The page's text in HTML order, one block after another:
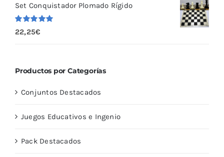
Set Conquistador Plomado Rígido
Valorado
con
5.00
22,25€
Productos por Categorías
Conjuntos Destacados
Juegos Educativos e Ingenio
Pack Destacados